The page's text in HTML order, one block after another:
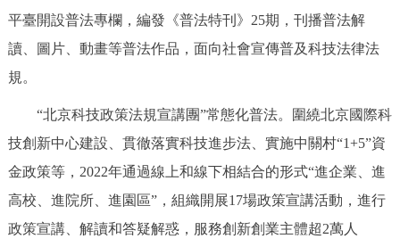
平臺開設普法專欄，編發《普法特刊》25期，刊播普法解
讀、圖片、動畫等普法作品，面向社會宣傳普及科技法律法
規。
“北京科技政策法規宣講團”常態化普法。圍繞北京國際科
技創新中心建設、貫徹落實科技進步法、實施中關村“1+5”資
金政策等，2022年通過線上和線下相結合的形式“進企業、進
高校、進院所、進園區”，組織開展17場政策宣講活動，進行
政策宣講、解讀和答疑解惑，服務創新創業主體超2萬人